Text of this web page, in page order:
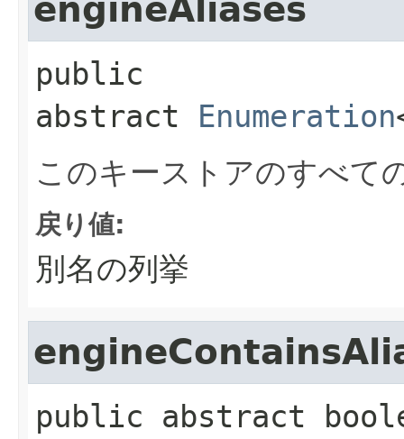
engineAliases
public
abstract Enumeration
このキーストアのすべて
戻り値:
別名の列挙
public abstract